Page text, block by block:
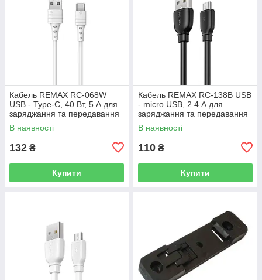
Кабель REMAX RC-068W
USB - Type-C, 40 Вт, 5 А для
заряджання та передавання
даних
В наявності
132 ₴
Купити
Кабель REMAX RC-138B USB
- micro USB, 2.4 А для
заряджання та передавання
даних
В наявності
110 ₴
Купити